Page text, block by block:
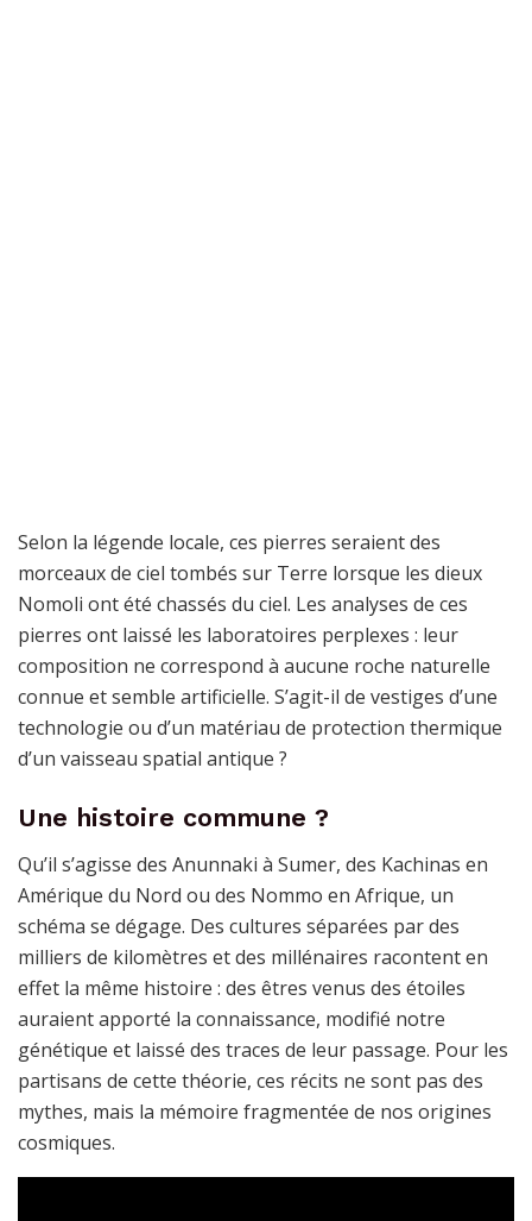
Selon la légende locale, ces pierres seraient des
morceaux de ciel tombés sur Terre lorsque les dieux
Nomoli ont été chassés du ciel. Les analyses de ces
pierres ont laissé les laboratoires perplexes : leur
composition ne correspond à aucune roche naturelle
connue et semble artificielle. S’agit-il de vestiges d’une
technologie ou d’un matériau de protection thermique
d’un vaisseau spatial antique ?
Une histoire commune ?
Qu’il s’agisse des Anunnaki à Sumer, des Kachinas en
Amérique du Nord ou des Nommo en Afrique, un
schéma se dégage. Des cultures séparées par des
milliers de kilomètres et des millénaires racontent en
effet la même histoire : des êtres venus des étoiles
auraient apporté la connaissance, modifié notre
génétique et laissé des traces de leur passage. Pour les
partisans de cette théorie, ces récits ne sont pas des
mythes, mais la mémoire fragmentée de nos origines
cosmiques.